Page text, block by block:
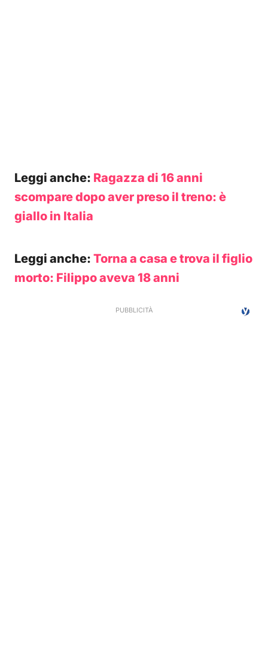
Leggi anche: Ragazza di 16 anni
scompare dopo aver preso il treno: è
giallo in Italia
Leggi anche: Torna a casa e trova il figlio
morto: Filippo aveva 18 anni